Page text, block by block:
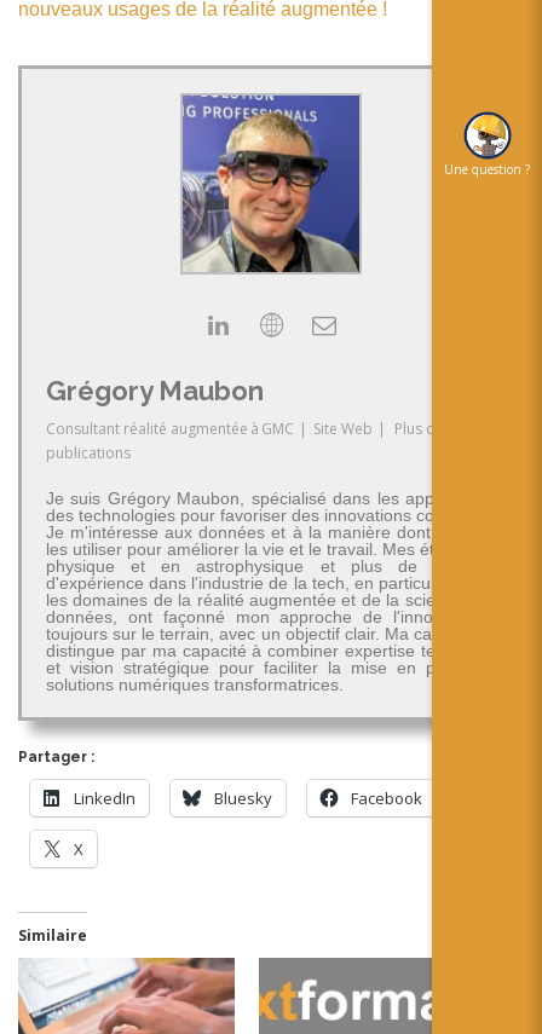
nouveaux usages de la réalité augmentée !
Grégory Maubon
Consultant réalité augmentée à GMC | Site Web |
Plus de
publications
Je suis Grégory Maubon, spécialisé dans les applications
des technologies pour favoriser des innovations concrètes.
Je m'intéresse aux données et à la manière dont on peut
les utiliser pour améliorer la vie et le travail. Mes études en
physique et en astrophysique et plus de 30 ans
d'expérience dans l'industrie de la tech, en particulier dans
les domaines de la réalité augmentée et de la science des
données, ont façonné mon approche de l'innovation -
toujours sur le terrain, avec un objectif clair. Ma carrière se
distingue par ma capacité à combiner expertise technique
et vision stratégique pour faciliter la mise en place de
solutions numériques transformatrices.
Partager :
LinkedIn Bluesky Facebook
X
Similaire
Une question ?